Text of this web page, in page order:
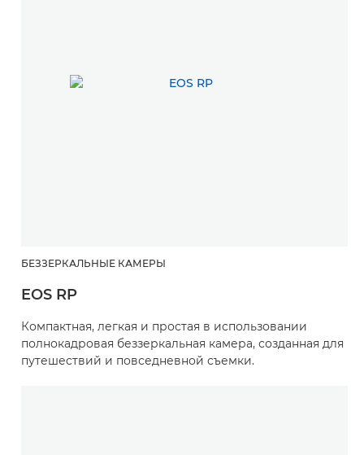
БЕЗЗЕРКАЛЬНЫЕ КАМЕРЫ
EOS RP
Компактная, легкая и простая в использовании
полнокадровая беззеркальная камера, созданная для
путешествий и повседневной съемки.